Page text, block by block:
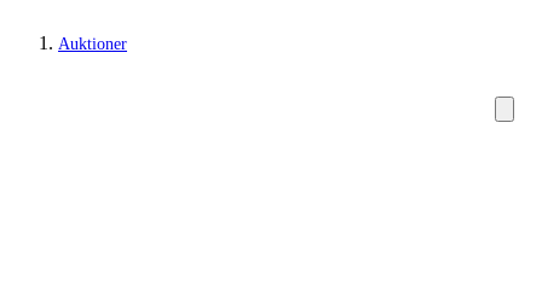
Auktioner